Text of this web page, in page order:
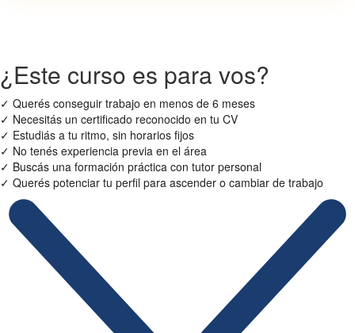
¿Este curso es para vos?
✓ Querés conseguir trabajo en menos de 6 meses
✓ Necesitás un certificado reconocido en tu CV
✓ Estudiás a tu ritmo, sin horarios fijos
✓ No tenés experiencia previa en el área
✓ Buscás una formación práctica con tutor personal
✓ Querés potenciar tu perfil para ascender o cambiar de trabajo